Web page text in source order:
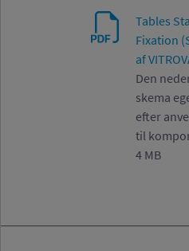
Tables
Fixation
af
Den
skema
efter
til
4 MB